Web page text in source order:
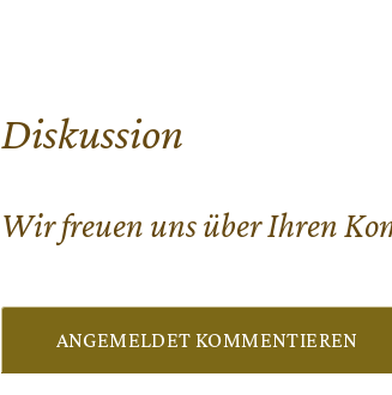
Diskussion
Wir freuen uns über Ihren
ANGEMELDET KOMMENTIEREN